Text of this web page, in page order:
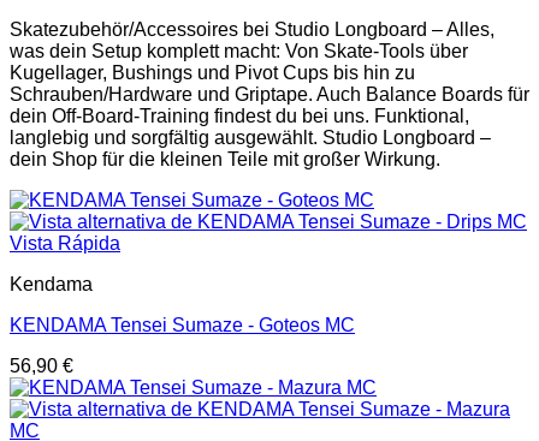
Skatezubehör/Accessoires bei Studio Longboard – Alles,
was dein Setup komplett macht: Von Skate-Tools über
Kugellager, Bushings und Pivot Cups bis hin zu
Schrauben/Hardware und Griptape. Auch Balance Boards für
dein Off-Board-Training findest du bei uns. Funktional,
langlebig und sorgfältig ausgewählt. Studio Longboard –
dein Shop für die kleinen Teile mit großer Wirkung.
Vista Rápida
Kendama
KENDAMA Tensei Sumaze - Goteos MC
56,90 €